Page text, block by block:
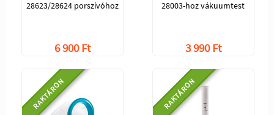
28623/28624 porszívóhoz
6 900 Ft
28003-hoz vákuumtest
3 990 Ft
RAKTÁRON RAKTÁRON